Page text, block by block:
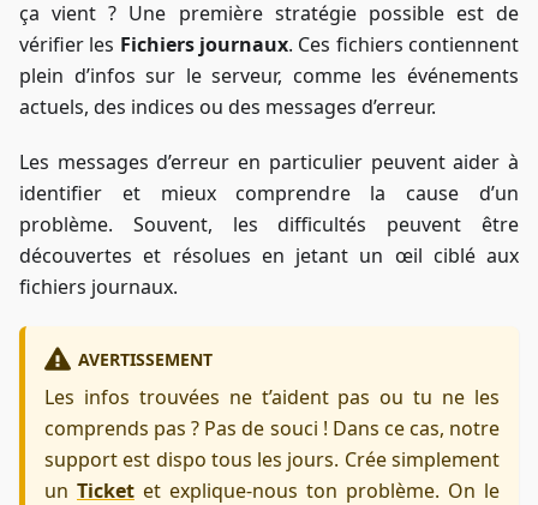
ça vient ? Une première stratégie possible est de
vérifier les Fichiers journaux. Ces fichiers contiennent
plein d’infos sur le serveur, comme les événements
actuels, des indices ou des messages d’erreur.
Les messages d’erreur en particulier peuvent aider à
identifier et mieux comprendre la cause d’un
problème. Souvent, les difficultés peuvent être
découvertes et résolues en jetant un œil ciblé aux
fichiers journaux.
AVERTISSEMENT
Les infos trouvées ne t’aident pas ou tu ne les
comprends pas ? Pas de souci ! Dans ce cas, notre
support est dispo tous les jours. Crée simplement
un Ticket et explique-nous ton problème. On le